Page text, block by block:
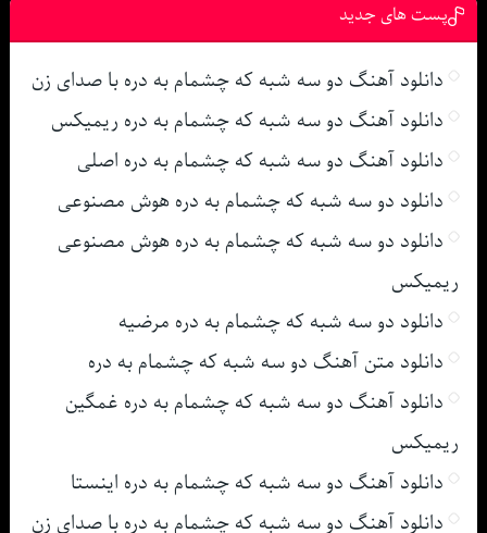
پست های جدید
دانلود آهنگ دو سه شبه که چشمام به دره با صدای زن
دانلود آهنگ دو سه شبه که چشمام به دره ریمیکس
دانلود آهنگ دو سه شبه که چشمام به دره اصلی
دانلود دو سه شبه که چشمام به دره هوش مصنوعی
دانلود دو سه شبه که چشمام به دره هوش مصنوعی
ریمیکس
دانلود دو سه شبه که چشمام به دره مرضیه
دانلود متن آهنگ دو سه شبه که چشمام به دره
دانلود آهنگ دو سه شبه که چشمام به دره غمگین
ریمیکس
دانلود آهنگ دو سه شبه که چشمام به دره اینستا
دانلود آهنگ دو سه شبه که چشمام به دره با صدای زن